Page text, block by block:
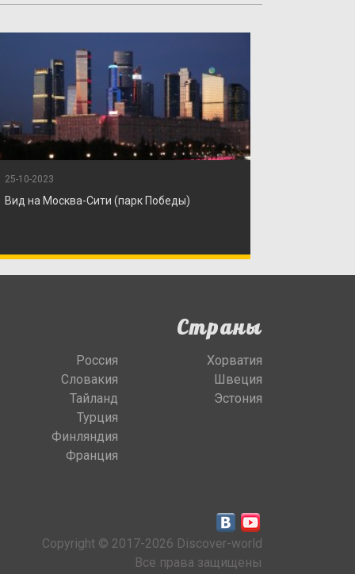
25-10-2023
Вид на Москва-Сити (парк Победы)
Страны
Россия
Словакия
Тайланд
Турция
Финляндия
Франция
Хорватия
Швеция
Эстония
Copyright © 2017-2026 Discover-world
Все права защищены